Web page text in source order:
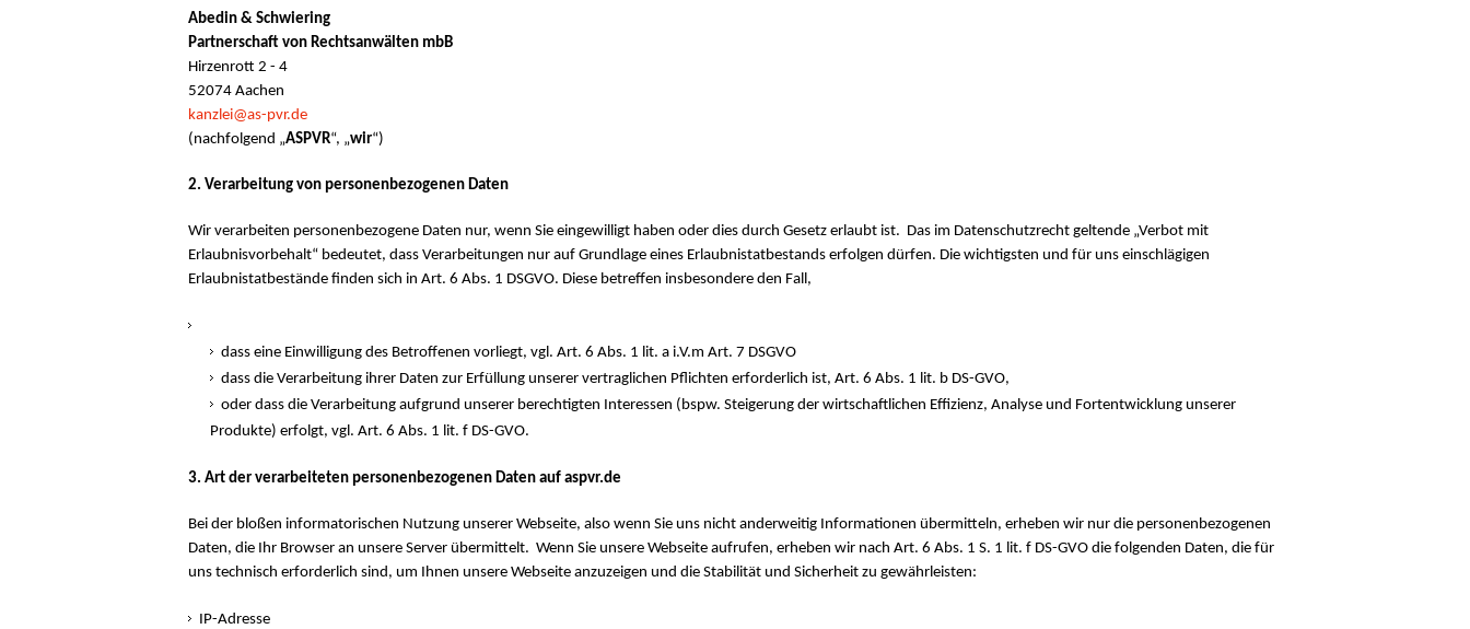
Abedin & Schwiering
Partnerschaft von Rechtsanwälten mbB
Hirzenrott 2 - 4
52074 Aachen
kanzlei@as-pvr.de
(nachfolgend „ASPVR“, „wir“)
2. Verarbeitung von personenbezogenen Daten
Wir verarbeiten personenbezogene Daten nur, wenn Sie eingewilligt haben oder dies durch Gesetz erlaubt ist. Das im Datenschutzrecht geltende „Verbot mit
Erlaubnisvorbehalt“ bedeutet, dass Verarbeitungen nur auf Grundlage eines Erlaubnistatbestands erfolgen dürfen. Die wichtigsten und für uns einschlägigen
Erlaubnistatbestände finden sich in Art. 6 Abs. 1 DSGVO. Diese betreffen insbesondere den Fall,
dass eine Einwilligung des Betroffenen vorliegt, vgl. Art. 6 Abs. 1 lit. a i.V.m Art. 7 DSGVO
dass die Verarbeitung ihrer Daten zur Erfüllung unserer vertraglichen Pflichten erforderlich ist, Art. 6 Abs. 1 lit. b DS-GVO,
oder dass die Verarbeitung aufgrund unserer berechtigten Interessen (bspw. Steigerung der wirtschaftlichen Effizienz, Analyse und Fortentwicklung unserer
Produkte) erfolgt, vgl. Art. 6 Abs. 1 lit. f DS-GVO.
3. Art der verarbeiteten personenbezogenen Daten auf aspvr.de
Bei der bloßen informatorischen Nutzung unserer Webseite, also wenn Sie uns nicht anderweitig Informationen übermitteln, erheben wir nur die personenbezogenen
Daten, die Ihr Browser an unsere Server übermittelt. Wenn Sie unsere Webseite aufrufen, erheben wir nach Art. 6 Abs. 1 S. 1 lit. f DS-GVO die folgenden Daten, die für
uns technisch erforderlich sind, um Ihnen unsere Webseite anzuzeigen und die Stabilität und Sicherheit zu gewährleisten:
IP-Adresse